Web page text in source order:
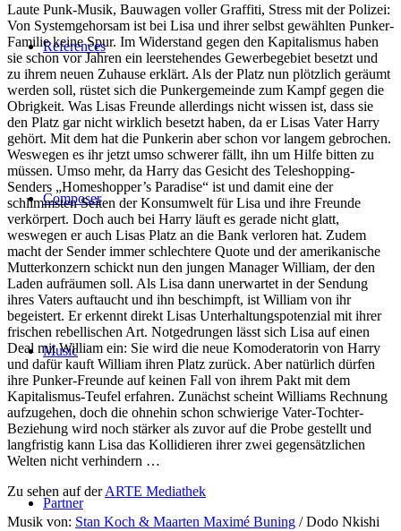
References
Composer
Music
Partner
Laute Punk-Musik, Bauwagen voller Graffiti, Stress mit der Polizei:
Von Systemgehorsam ist bei Lisa und ihrer selbst gewählten Punker-
Familie keine Spur. Im Widerstand gegen den Kapitalismus haben
sie schon vor Jahren ein leerstehendes Gewerbegebiet besetzt und
zu ihrem neuen Zuhause erklärt. Als der Platz nun plötzlich geräumt
werden soll, rüstet sich die Punkergemeinde zum Kampf gegen die
Obrigkeit. Was Lisas Freunde allerdings nicht wissen ist, dass sie
den Platz gar nicht wirklich besetzt haben, da er Lisas Vater Harry
gehört. Mit dem hat die Punkerin aber schon vor langem gebrochen.
Weswegen es ihr jetzt umso schwerer fällt, ihn um Hilfe bitten zu
müssen. Umso mehr, da Harry das Gesicht des Teleshopping-
Senders „Homeshopper’s Paradise“ ist und damit eine der
schlimmsten Seiten der Konsumwelt für Lisa und ihre Freunde
verkörpert. Doch auch bei Harry läuft es gerade nicht glatt,
weswegen er auch Lisas Platz an die Bank verloren hat. Zudem
macht der Sender immer schlechtere Quote und der amerikanische
Mutterkonzern schickt nun den jungen Manager William, der den
Laden aufräumen soll. Als Lisa dann unerwartet in der Sendung
ihres Vaters auftaucht und ihn beschimpft, ist William von ihr
begeistert. Er erkennt direkt Lisas Unterhaltungspotenzial mit ihrer
frischen rebellischen Art. Notgedrungen lässt sich Lisa auf einen
Deal mit William ein: Sie wird die neue Komoderatorin von Harry
und dafür kauft William ihren Platz zurück. Aber natürlich dürfen
ihre Punker-Freunde auf keinen Fall von ihrem Pakt mit dem
Kapitalismus-Teufel erfahren. Zunächst scheint Williams Rechnung
aufzugehen, doch die ohnehin schon schwierige Vater-Tochter-
Beziehung wird noch stärker als zuvor auf die Probe gestellt und
langfristig kann Lisa das Kollidieren ihrer zwei gegensätzlichen
Welten nicht verhindern …
Zu sehen auf derARTE Mediathek
Musik von: Stan Koch & Maarten Maximé Buning / Dodo Nkishi